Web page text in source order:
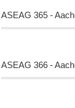
ASEAG 365 -
ASEAG 366 -